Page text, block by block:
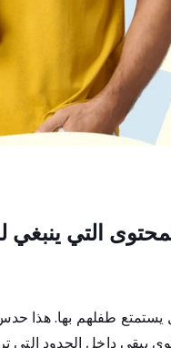
التي ينبغي
يستمتع طفلهم بها. هذا
يبقى داخل الحدود التي